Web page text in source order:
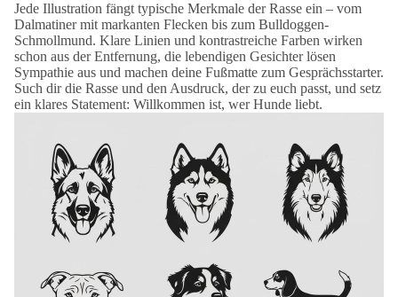
Jede Illustration fängt typische Merkmale der Rasse ein – vom
Dalmatiner mit markanten Flecken bis zum Bulldoggen-
Schmollmund. Klare Linien und kontrastreiche Farben wirken
schon aus der Entfernung, die lebendigen Gesichter lösen
Sympathie aus und machen deine Fußmatte zum Gesprächsstarter.
Such dir die Rasse und den Ausdruck, der zu euch passt, und setz
ein klares Statement: Willkommen ist, wer Hunde liebt.